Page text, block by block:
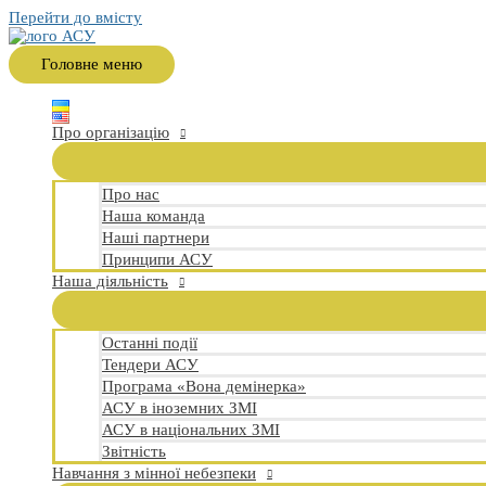
Перейти до вмісту
Головне меню
Про організацію
Про нас
Наша команда
Наші партнери
Принципи АСУ
Наша діяльність
Останні події
Тендери АСУ
Програма «Вона демінерка»
АСУ в іноземних ЗМІ
АСУ в національних ЗМІ
Звітність
Навчання з мінної небезпеки